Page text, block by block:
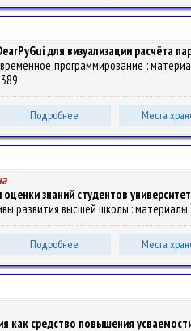
для визуализации расчёта
программирование :
Подробнее Места
знаний студентов
развития высшей школы :
Подробнее Места
как средство повышения